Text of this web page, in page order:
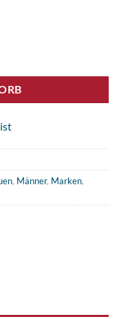
, Männer, Marken,